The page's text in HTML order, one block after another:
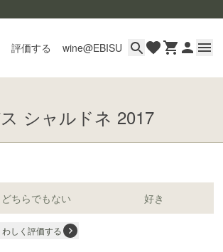
評価する wine@EBISU
ログイン
お問い合わせ
シャルドネ 2017
どちらでもない 好き
わしく評価する